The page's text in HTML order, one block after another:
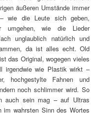
äußeren Umstände immer
wie die Leute sich geben,
umgehen, wie die Lieder
unglaublich natürlich und
da ist alles echt. Old
das Original, wogegen vieles
irgendwie wie Plastik wirkt –
hochgestylte Fahnen und
noch schlimmer wird. So
auch sein mag – auf Ultras
wahrsten Sinn des Wortes